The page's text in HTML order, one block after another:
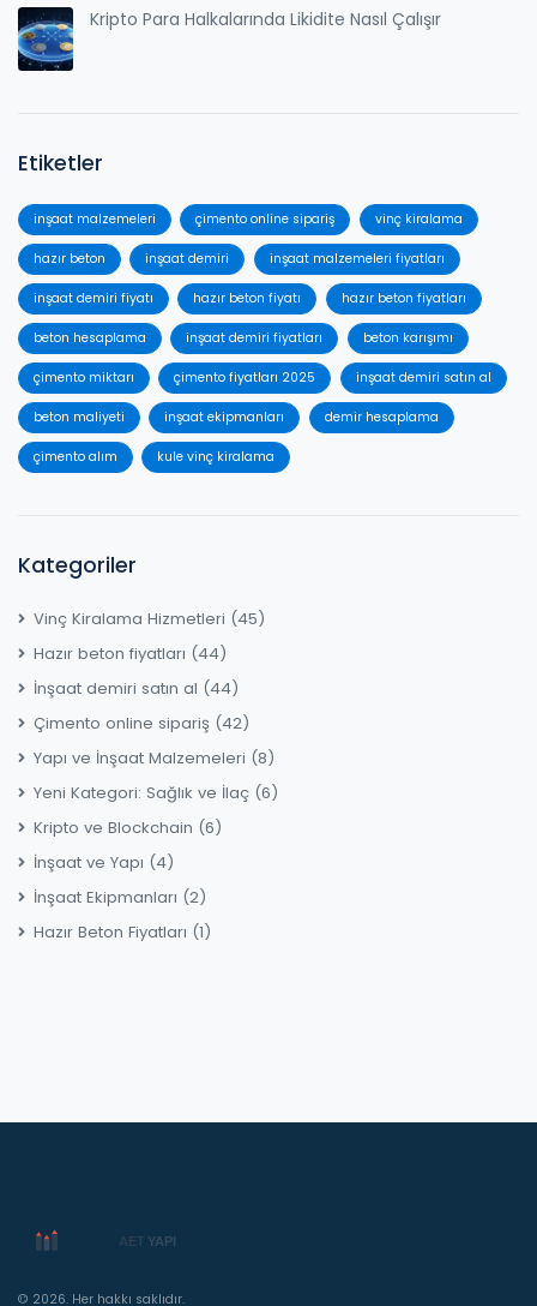
Kripto Para Halkalarında Likidite Nasıl Çalışır
Etiketler
inşaat malzemeleri çimento online sipariş vinç kiralama
hazır beton inşaat demiri inşaat malzemeleri fiyatları
inşaat demiri fiyatı hazır beton fiyatı hazır beton fiyatları
beton hesaplama inşaat demiri fiyatları beton karışımı
çimento miktarı çimento fiyatları 2025 inşaat demiri satın al
beton maliyeti inşaat ekipmanları demir hesaplama
çimento alım kule vinç kiralama
Kategoriler
Vinç Kiralama Hizmetleri (45)
Hazır beton fiyatları (44)
İnşaat demiri satın al (44)
Çimento online sipariş (42)
Yapı ve İnşaat Malzemeleri (8)
Yeni Kategori: Sağlık ve İlaç (6)
Kripto ve Blockchain (6)
İnşaat ve Yapı (4)
İnşaat Ekipmanları (2)
Hazır Beton Fiyatları (1)
© 2026. Her hakkı saklıdır.